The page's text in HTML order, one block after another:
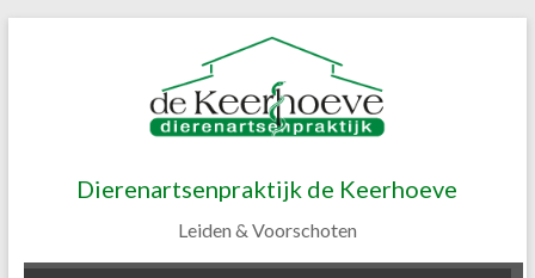
Dierenartsenpraktijk de Keerhoeve
Leiden & Voorschoten